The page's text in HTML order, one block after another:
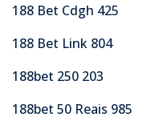
188 Bet Cdgh 425
188 Bet Link 804
188bet 250 203
188bet 50 Reais 985